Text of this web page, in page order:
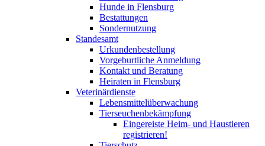
Hunde in Flensburg
Bestattungen
Sondernutzung
Standesamt
Urkundenbestellung
Vorgeburtliche Anmeldung
Kontakt und Beratung
Heiraten in Flensburg
Veterinärdienste
Lebensmittelüberwachung
Tierseuchenbekämpfung
Eingereiste Heim- und Haustieren
registrieren!